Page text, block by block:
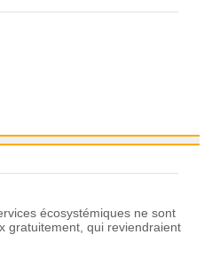
écosystémiques ne sont
gratuitement, qui reviendraient